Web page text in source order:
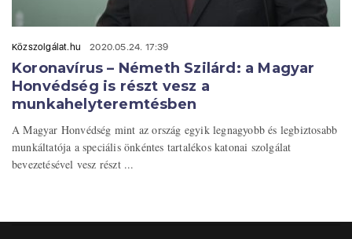
Közszolgálat.hu 2020.05.24. 17:39
Koronavírus – Németh Szilárd: a Magyar
Honvédség is részt vesz a
munkahelyteremtésben
A Magyar Honvédség mint az ország egyik legnagyobb és legbiztosabb
munkáltatója a speciális önkéntes tartalékos katonai szolgálat
bevezetésével vesz részt ...